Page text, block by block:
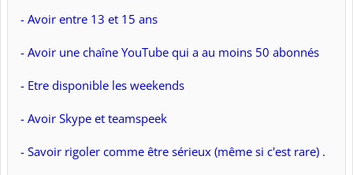
- Avoir entre 13 et 15 ans
- Avoir une chaîne YouTube qui a au moins 50 abonnés
- Etre disponible les weekends
- Avoir Skype et teamspeek
- Savoir rigoler comme être sérieux (même si c'est rare) .